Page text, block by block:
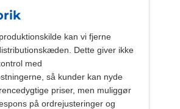
kan vi fjerne
Dette giver ikke
med
så kunder kan nyde
priser, men muliggør
på ordrejusteringer og